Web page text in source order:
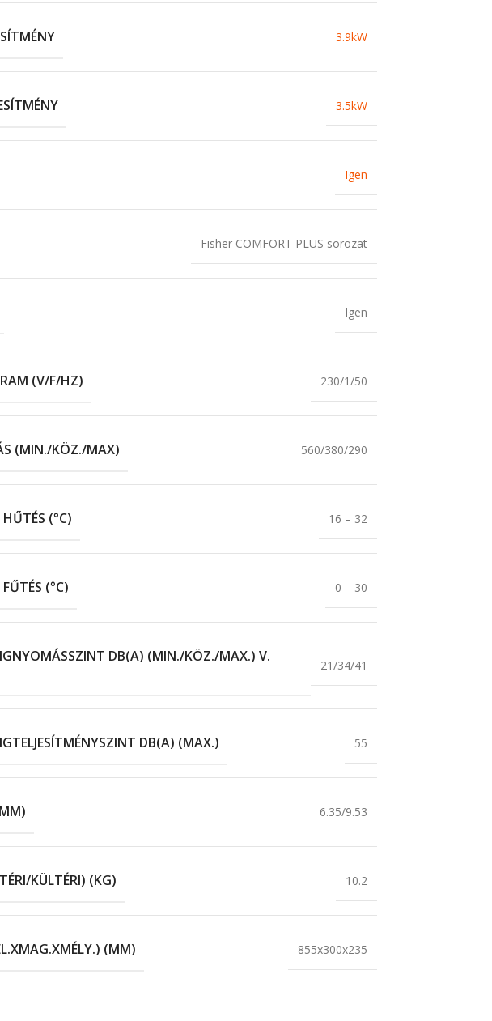
3.9kW
3.5kW
Igen
Fisher COMFORT PLUS sorozat
Igen
(V/F/HZ) 230/1/50
(MIN./KÖZ./MAX) 560/380/290
(°C) 16 – 32
(°C) 0 – 30
DB(A) (MIN./KÖZ./MAX.) V.
21/34/41
DB(A) (MAX.) 55
6.35/9.53
KÜLTÉRI) (KG) 10.2
(MM) 855x300x235